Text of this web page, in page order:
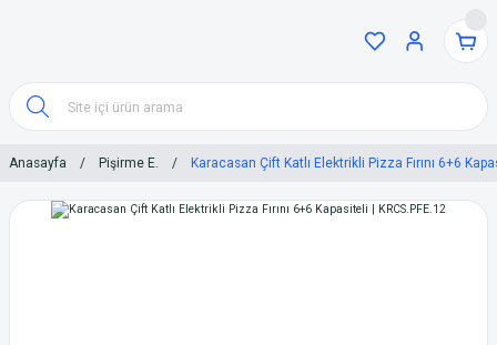
Anasayfa Pişirme E. Karacasan Çift Katlı Elektrikli Pizza Fırını 6+6